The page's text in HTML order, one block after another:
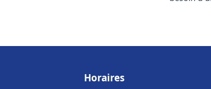
Horaires